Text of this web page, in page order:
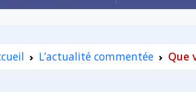
L’actualité commentée Que